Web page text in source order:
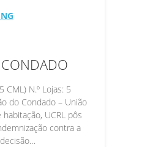
CML) N.º Lojas: 5
do Condado – União
UCRL pôs
contra a